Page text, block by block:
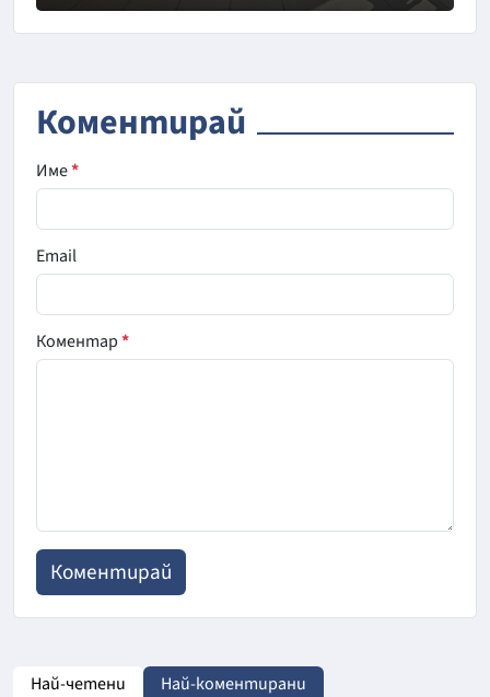
Коментирай
Име*
Email
Коментар*
Най-четени Най-коментирани